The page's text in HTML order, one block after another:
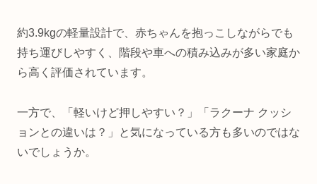
約3.9kgの軽量設計で、赤ちゃんを抱っこしながらでも
持ち運びしやすく、階段や車への積み込みが多い家庭か
ら高く評価されています。
一方で、「軽いけど押しやすい？」「ラクーナ クッシ
ョンとの違いは？」と気になっている方も多いのではな
いでしょうか。